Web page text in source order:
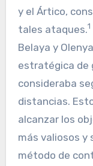
y el Ártico,
tales ataques.1
Belaya y
estratégica de
consideraba
distancias.
alcanzar los
más valiosos y
método de